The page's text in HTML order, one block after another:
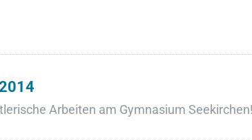
Arbeiten am Gymnasium Seekirchen!